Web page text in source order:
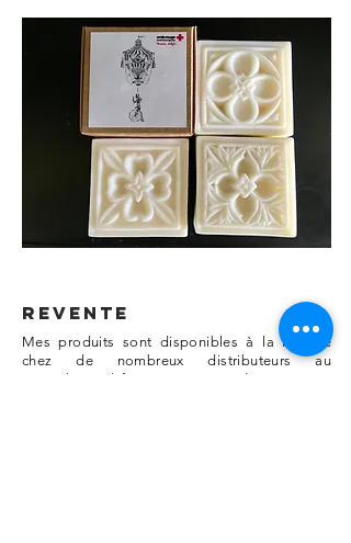
Mes produits sont disponibles à la revente
chez de nombreux distributeurs au
Luxembourg (cf. page Me Trouver).
REVENTE